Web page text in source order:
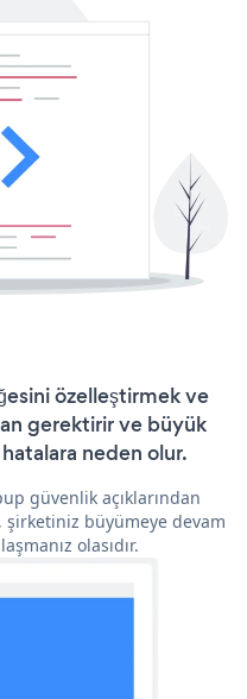
özelleştirmek ve
gerektirir ve büyük
neden olur.
güvenlik açıklarından
şirketiniz büyümeye devam
olasıdır.